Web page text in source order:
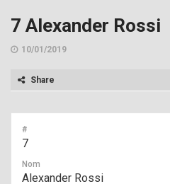
7 Alexander Rossi
10/01/2019
Share
#
7
Nom
Alexander Rossi